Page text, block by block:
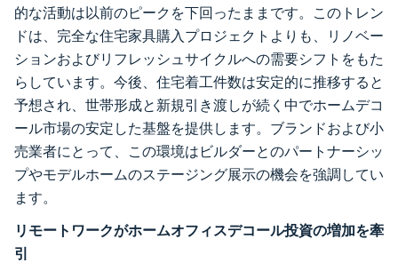
的な活動は以前のピークを下回ったままです。このトレン
ドは、完全な住宅家具購入プロジェクトよりも、リノベー
ションおよびリフレッシュサイクルへの需要シフトをもた
らしています。今後、住宅着工件数は安定的に推移すると
予想され、世帯形成と新規引き渡しが続く中でホームデコ
ール市場の安定した基盤を提供します。ブランドおよび小
売業者にとって、この環境はビルダーとのパートナーシッ
プやモデルホームのステージング展示の機会を強調してい
ます。
リモートワークがホームオフィスデコール投資の増加を牽
引